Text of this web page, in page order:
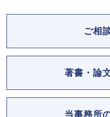
ご相
著書・論
当事務所